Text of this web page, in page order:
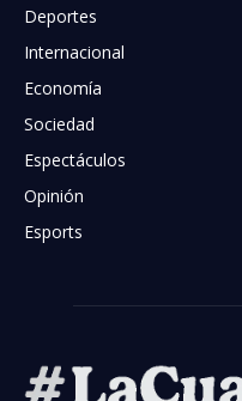
Deportes
Internacional
Economía
Sociedad
Espectáculos
Opinión
Esports